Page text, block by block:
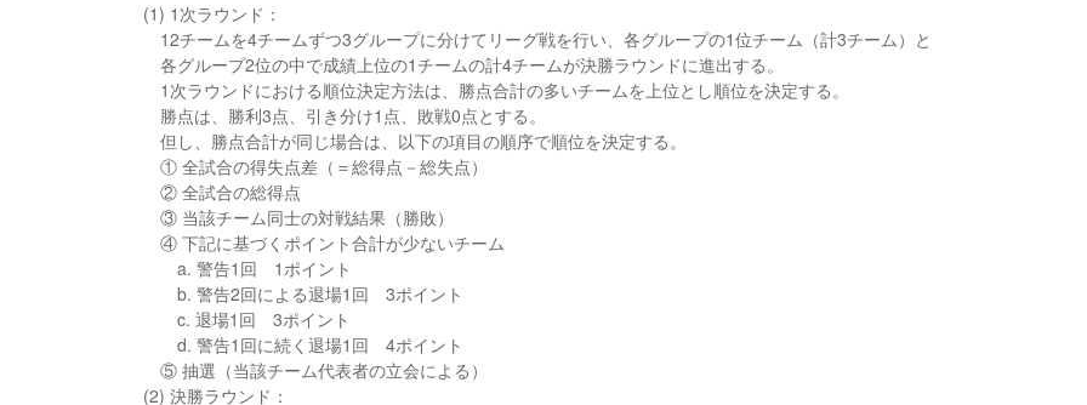
(1) 1次ラウンド：
12チームを4チームずつ3グループに分けてリーグ戦を行い、各グループの1位チーム（計3チーム）と
各グループ2位の中で成績上位の1チームの計4チームが決勝ラウンドに進出する。
1次ラウンドにおける順位決定方法は、勝点合計の多いチームを上位とし順位を決定する。
勝点は、勝利3点、引き分け1点、敗戦0点とする。
但し、勝点合計が同じ場合は、以下の項目の順序で順位を決定する。
① 全試合の得失点差（＝総得点－総失点）
② 全試合の総得点
③ 当該チーム同士の対戦結果（勝敗）
④ 下記に基づくポイント合計が少ないチーム
a. 警告1回 1ポイント
b. 警告2回による退場1回 3ポイント
c. 退場1回 3ポイント
d. 警告1回に続く退場1回 4ポイント
⑤ 抽選（当該チーム代表者の立会による）
(2) 決勝ラウンド：